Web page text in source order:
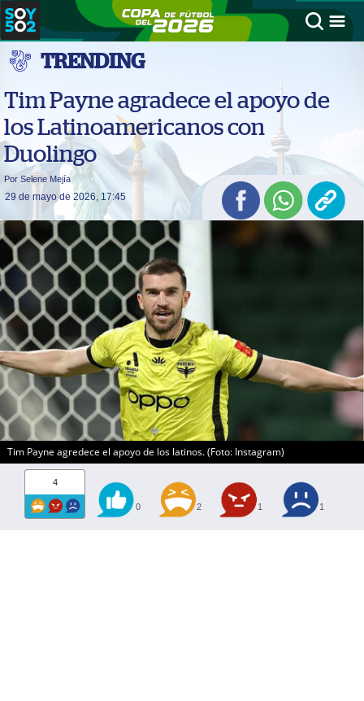
TRENDING
Tim Payne agradece el apoyo de
los Latinoamericanos con
Duolingo
Por Selene Mejía
29 de mayo de 2026, 17:45
Tim Payne agredece el apoyo de los latinos. (Foto: Instagram)
4
0 2 1 1